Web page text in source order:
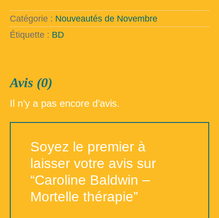
-
Mortelle
thérapie
Catégorie : Nouveautés de Novembre
Étiquette : BD
Avis (0)
Il n’y a pas encore d’avis.
Soyez le premier à
laisser votre avis sur
“Caroline Baldwin –
Mortelle thérapie”